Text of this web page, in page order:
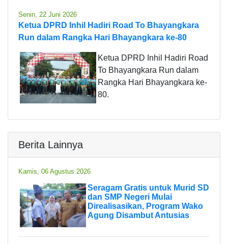
Senin, 22 Juni 2026
Ketua DPRD Inhil Hadiri Road To Bhayangkara
Run dalam Rangka Hari Bhayangkara ke-80
Ketua DPRD Inhil Hadiri Road
To Bhayangkara Run dalam
Rangka Hari Bhayangkara ke-
80.
Berita Lainnya
Kamis, 06 Agustus 2026
Seragam Gratis untuk Murid SD
dan SMP Negeri Mulai
Direalisasikan, Program Wako
Agung Disambut Antusias